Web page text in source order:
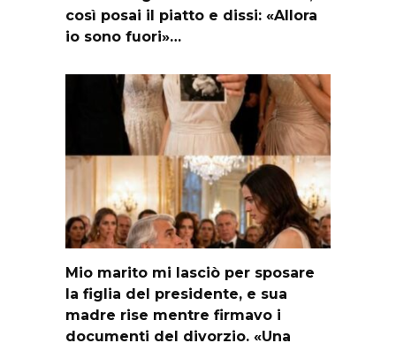
così posai il piatto e dissi: «Allora
io sono fuori»…
Mio marito mi lasciò per sposare
la figlia del presidente, e sua
madre rise mentre firmavo i
documenti del divorzio. «Una